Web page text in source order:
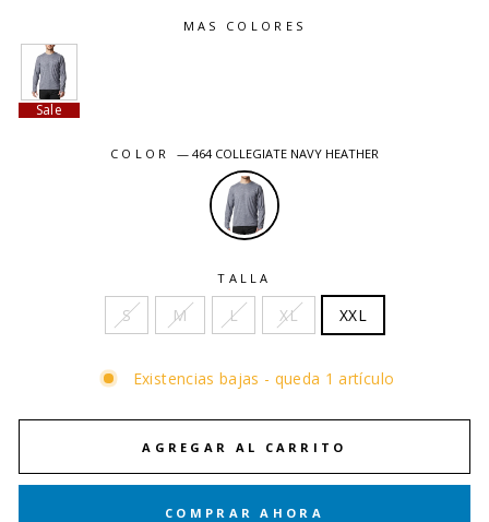
MAS COLORES
Sale
COLOR — 464 COLLEGIATE NAVY HEATHER
TALLA
S M L XL XXL
Existencias bajas - queda 1 artículo
AGREGAR AL CARRITO
COMPRAR AHORA